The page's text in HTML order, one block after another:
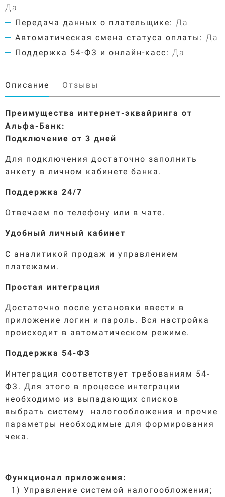
Да
Передача данных о плательщике: Да
Автоматическая смена статуса оплаты: Да
Поддержка 54-ФЗ и онлайн-касс: Да
Описание Отзывы
Преимущества интернет-эквайринга от
Альфа-Банк:
Подключение от 3 дней
Для подключения достаточно заполнить
анкету в личном кабинете банка.
Поддержка 24/7
Отвечаем по телефону или в чате.
Удобный личный кабинет
С аналитикой продаж и управлением
платежами.
Простая интеграция
Достаточно после установки ввести в
приложение логин и пароль. Вся настройка
происходит в автоматическом режиме.
Поддержка 54-ФЗ
Интеграция соответствует требованиям 54-
ФЗ. Для этого в процессе интеграции
необходимо из выпадающих списков
выбрать систему налогообложения и прочие
параметры необходимые для формирования
чека.
Функционал приложения:
1) Управление системой налогообложения;